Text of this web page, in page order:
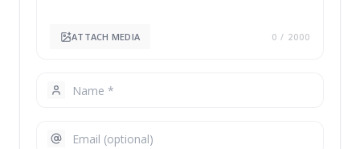
ATTACH MEDIA 0 / 2000